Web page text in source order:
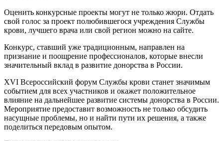
Оценить конкурсные проекты могут не только жюри. Отдать
свой голос за проект полюбившегося учреждения Службы
крови, лучшего врача или свой регион можно на сайте.
Конкурс, ставший уже традиционным, направлен на
признание и поощрение профессионалов, которые внесли
значительный вклад в развитие донорства в России.
XVI Всероссийский форум Службы крови станет значимым
событием для всех участников и окажет положительное
влияние на дальнейшее развитие системы донорства в России.
Мероприятие предоставит возможность не только обсудить
насущные проблемы, но и найти пути их решения, а также
поделиться передовым опытом.